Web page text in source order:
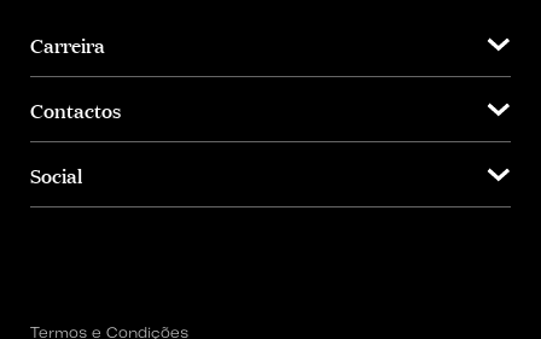
Carreira
Contactos
Social
Termos e Condições